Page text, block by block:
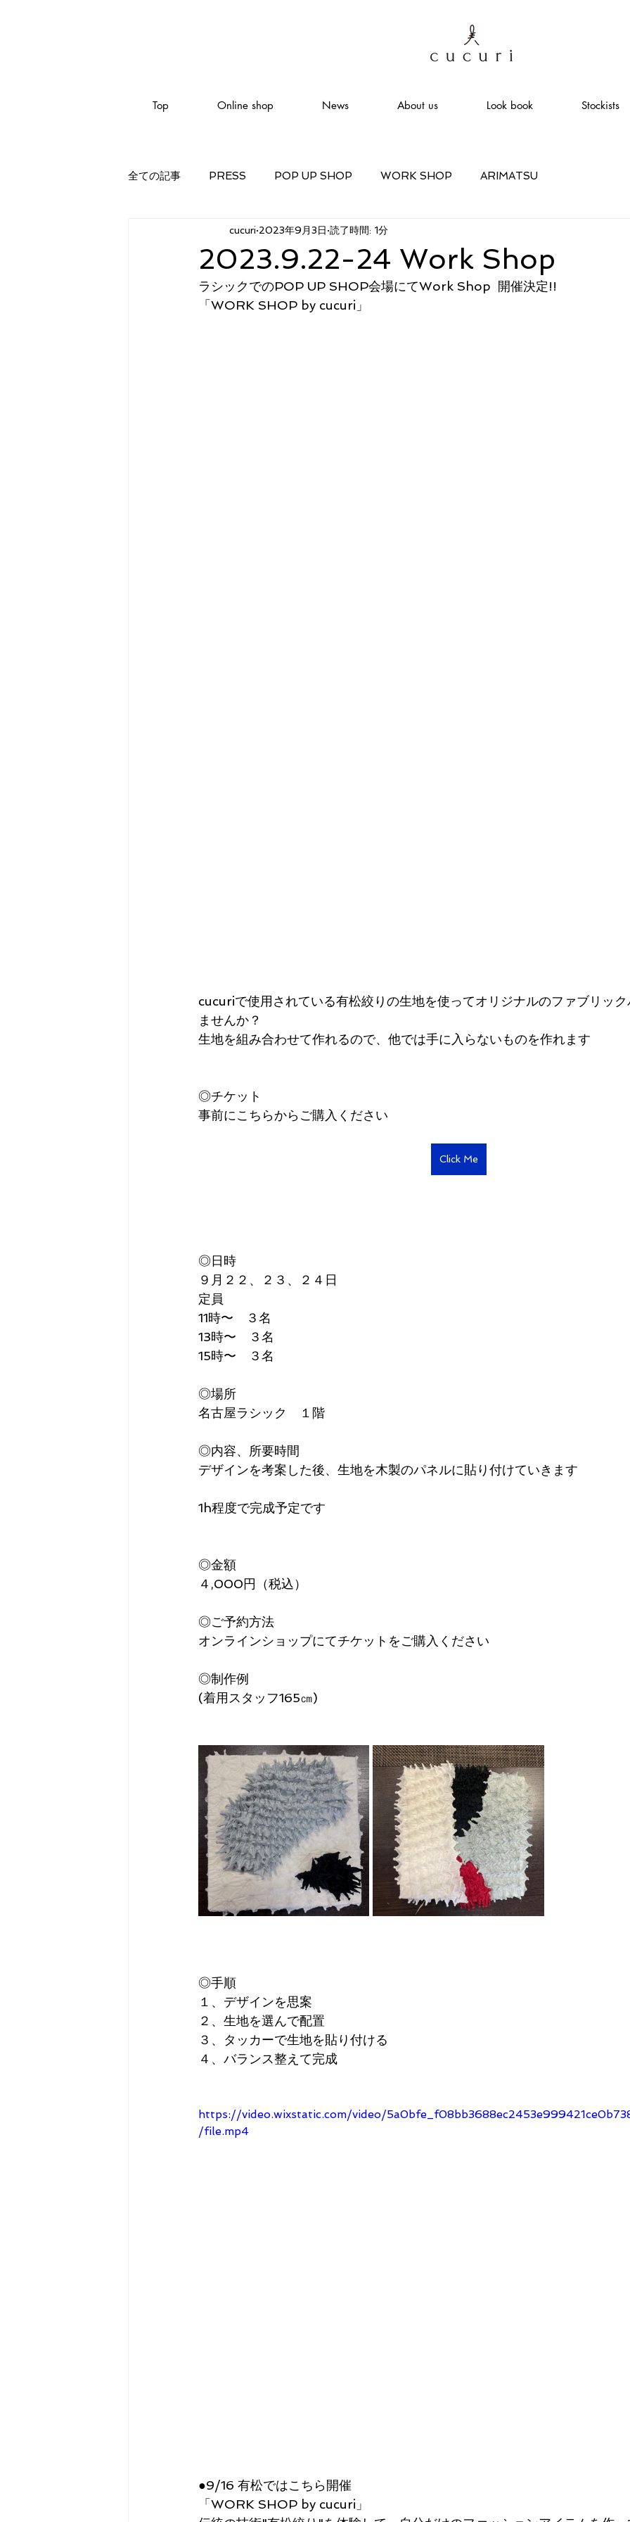
Top Online shop News About us Look book Stockists
全ての記事 PRESS POP UP SHOP WORK SHOP ARIMATSU
2023.9.22-24 Work Shop
cucuri 2023年9月3日 読了時間: 1分
ラシックでのPOP UP SHOP会場にてWork Shop  開催決定!!
「WORK SHOP by cucuri」
cucuriで使用されている有松絞りの生地を使ってオリジナルのファブリック
ませんか？
生地を組み合わせて作れるので、他では手に入らないものを作れます
◎チケット
事前にこちらからご購入ください
Click Me
◎日時
９月２２、２３、２４日
定員
11時〜　３名
13時〜　３名
15時〜　３名
◎場所
名古屋ラシック　１階
◎内容、所要時間
デザインを考案した後、生地を木製のパネルに貼り付けていきます
1h程度で完成予定です
◎金額
４,000円（税込）
◎ご予約方法
オンラインショップにてチケットをご購入ください
◎制作例
(着用スタッフ165㎝)
◎手順
１、デザインを思案
２、生地を選んで配置
３、タッカーで生地を貼り付ける
４、バランス整えて完成
https://video.wixstatic.com/video/
/file.mp4
●9/16 有松ではこちら開催
「WORK SHOP by cucuri」